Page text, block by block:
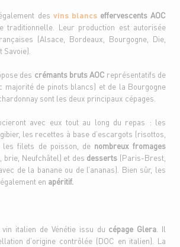
des vins blancseffervescents AOC
traditionnelle. Leur production est autorisée
(Alsace, Bordeaux, Bourgogne, Die,
des crémants bruts AOC représentatifs de
majorité de pinots blancs) et de la Bourgogne
sont les deux principaux cépages.
avec eux tout au long du repas : les
les recettes à base d’escargots (risottos,
les filets de poisson, de nombreux fromages
brie, Neufchâtel) et des desserts (Paris-Brest,
de la banane ou de l’ananas). Bien sûr, les
en apéritif.
italien de Vénétie issu du cépage Glera . Il
d’origine contrôlée (DOC en italien). La